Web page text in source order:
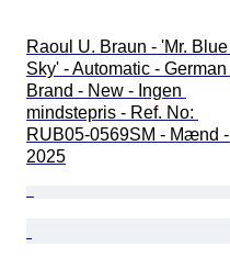
Raoul U. Braun - 'Mr. Blue
Sky' - Automatic - German
Brand - New - Ingen
mindstepris - Ref. No:
RUB05-0569SM - Mænd -
2025